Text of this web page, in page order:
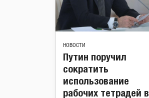
НОВОСТИ
Путин поручил
сократить
использование
рабочих тетрадей в